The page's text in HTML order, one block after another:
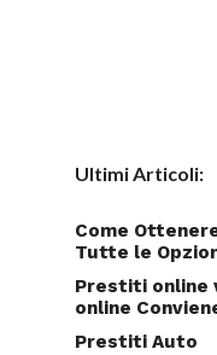
Ultimi Articoli:
Come
Tutte le
Prestiti online
online
Prestiti Auto